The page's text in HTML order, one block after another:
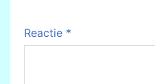
Reactie *